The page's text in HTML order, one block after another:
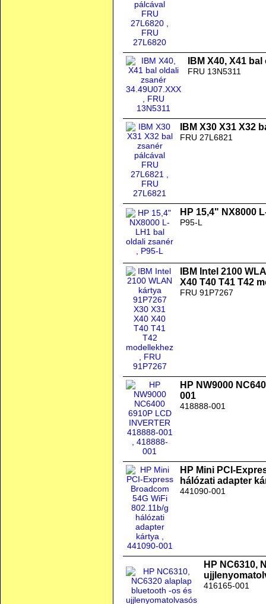
IBM X40, X41
FRU 13N5311
IBM X30 X31 X32
FRU 27L6821
HP 15,4" NX8000
P95-L
IBM Intel 2100
X40 T40 T41 T42
FRU 91P7267
HP NW9000
001
418888-001
HP Mini PCI-
hálózati adapter
441090-001
HP NC6310,
416165-001